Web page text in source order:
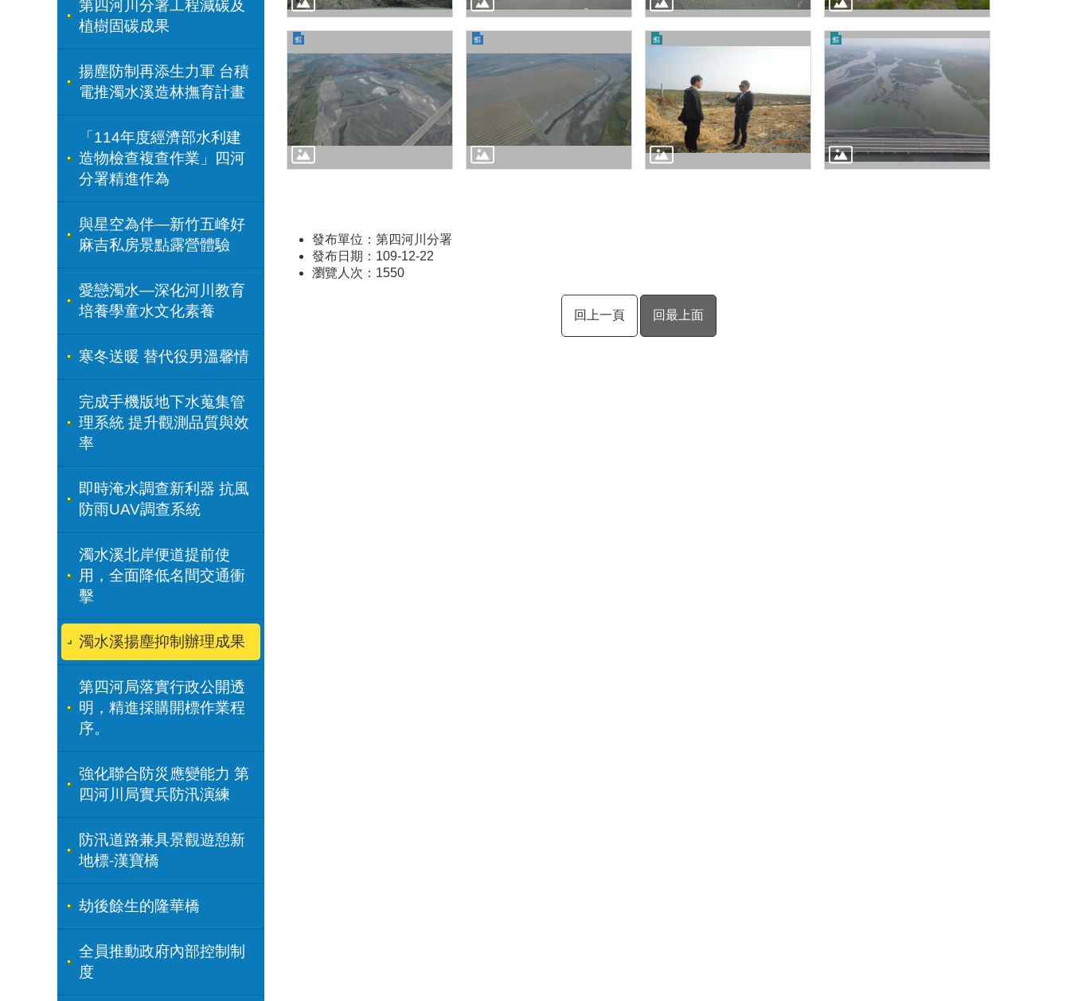
第四河川分署工程減碳及
植樹固碳成果
揚塵防制再添生力軍 台積
電推濁水溪造林撫育計畫
「114年度經濟部水利建
造物檢查複查作業」四河
分署精進作為
與星空為伴—新竹五峰好
麻吉私房景點露營體驗
愛戀濁水—深化河川教育
培養學童水文化素養
寒冬送暖 替代役男溫馨情
完成手機版地下水蒐集管
理系統 提升觀測品質與效
率
即時淹水調查新利器 抗風
防雨UAV調查系統
濁水溪北岸便道提前使
用，全面降低名間交通衝
擊
濁水溪揚塵抑制辦理成果
第四河局落實行政公開透
明，精進採購開標作業程
序。
強化聯合防災應變能力 第
四河川局實兵防汛演練
防汛道路兼具景觀遊憩新
地標-漢寶橋
劫後餘生的隆華橋
全員推動政府內部控制制
度
發布單位：第四河川分署
發布日期：109-12-22
瀏覽人次： 1550
回上一頁 回最上面